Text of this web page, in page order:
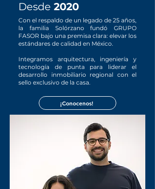
Desde 2020
Con el respaldo de un legado de 25 años,
la familia Solórzano fundó GRUPO
FASOR bajo una premisa clara: elevar los
estándares de calidad en México.
Integramos arquitectura, ingeniería y
tecnología de punta para liderar el
desarrollo inmobiliario regional con el
sello exclusivo de la casa.
¡Conocenos!